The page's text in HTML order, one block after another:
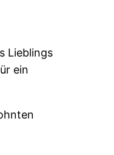
Lieblings
ein